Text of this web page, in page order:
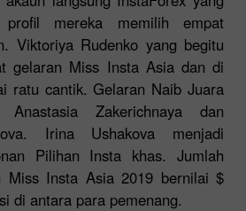
profil mereka memilih empat
Viktoriya Rudenko yang begitu
gelaran Miss Insta Asia dan di
ratu cantik. Gelaran Naib Juara
Anastasia Zakerichnaya dan
Irina Ushakova menjadi
Pilihan Insta khas. Jumlah
Miss Insta Asia 2019 bernilai $
di antara para pemenang.